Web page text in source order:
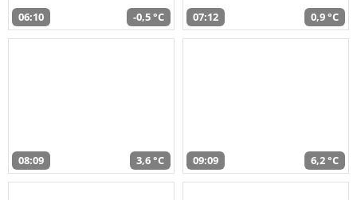
06:10 -0,5 °C 07:12 0,9 °C
08:09 3,6 °C 09:09 6,2 °C